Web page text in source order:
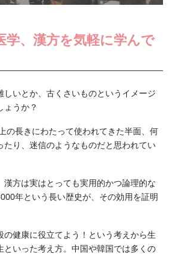
学、漢方を気軽に学んで
しいとか、古くさいものというイメージ
ょうか？
の長きにわたって使われてきた半面、何
たり、迷信のようなものだと思われてい
漢方は実はとっても実用的かつ論理的な
年という長い歴史が、その効用を証明
の健康に役立てよう！という考えから生
といった考え方。中国や韓国では多くの